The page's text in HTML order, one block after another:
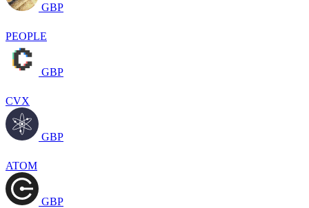
GBP
PEOPLE
GBP
CVX
GBP
ATOM
GBP